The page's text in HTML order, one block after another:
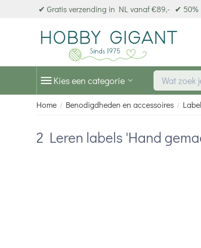
✔ Gratis verzending in NL vanaf €89,- ✔ 50%
Kies een categorie
Home / Benodigdheden en accessoires /
2 Leren labels 'Hand